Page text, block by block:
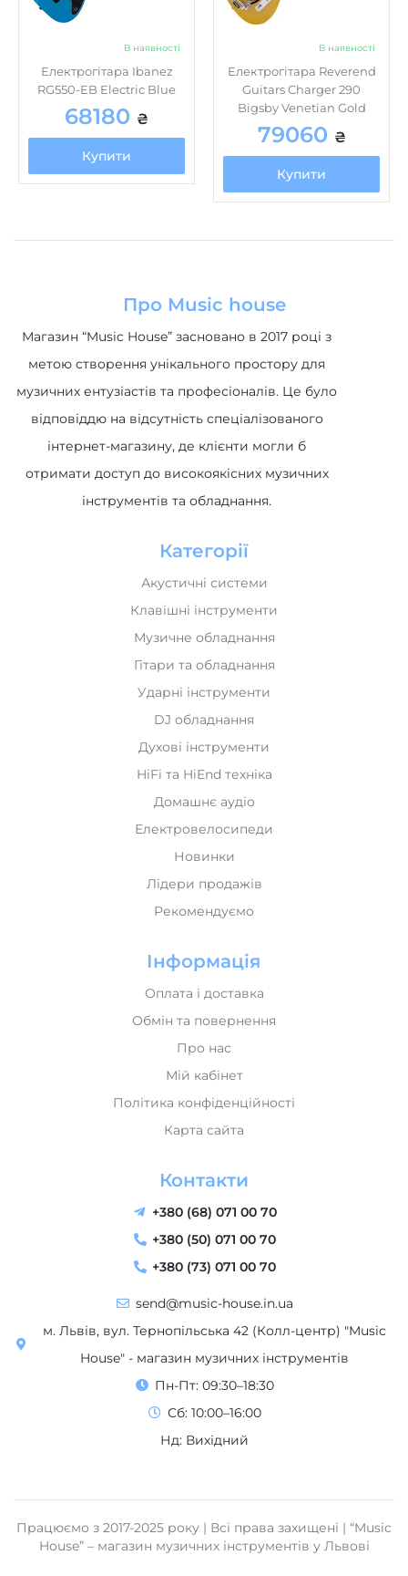
В наявності
Електрогітара Ibanez
RG550-EB Electric Blue
68180 ₴
Купити
В наявності
Електрогітара Reverend
Guitars Charger 290
Bigsby Venetian Gold
79060 ₴
Купити
Про Music house
Магазин “Music House” засновано в 2017 році з
метою створення унікального простору для
музичних ентузіастів та професіоналів. Це було
відповіддю на відсутність спеціалізованого
інтернет-магазину, де клієнти могли б
отримати доступ до високоякісних музичних
інструментів та обладнання.
Категорії
Акустичні системи
Клавішні інструменти
Музичне обладнання
Гітари та обладнання
Ударні інструменти
DJ обладнання
Духові інструменти
HiFi та HiEnd техніка
Домашнє аудіо
Електровелосипеди
Новинки
Лідери продажів
Рекомендуємо
Інформація
Оплата і доставка
Обмін та повернення
Про нас
Мій кабінет
Політика конфіденційності
Карта сайта
Контакти
+380 (68) 071 00 70
+380 (50) 071 00 70
+380 (73) 071 00 70
send@music-house.in.ua
м. Львів, вул. Тернопільська 42 (Колл-центр) "Music
House" - магазин музичних інструментів
Пн-Пт: 09:30–18:30
Сб: 10:00–16:00
Нд: Вихідний
Працюємо з 2017-2025 року | Всі права захищені | “Music
House” – магазин музичних інструментів у Львові